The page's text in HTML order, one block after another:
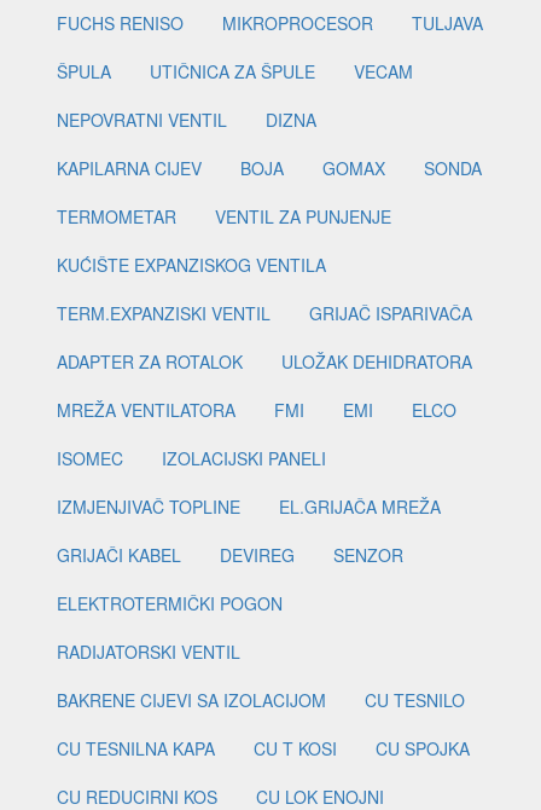
FUCHS RENISO
MIKROPROCESOR
TULJAVA
ŠPULA
UTIČNICA ZA ŠPULE
VECAM
NEPOVRATNI VENTIL
DIZNA
KAPILARNA CIJEV
BOJA GOMAX
SONDA
TERMOMETAR
VENTIL ZA PUNJENJE
KUĆIŠTE EXPANZISKOG VENTILA
TERM.EXPANZISKI VENTIL
GRIJAČ ISPARIVAČA
ADAPTER ZA ROTALOK
ULOŽAK DEHIDRATORA
MREŽA VENTILATORA
FMI EMI
ELCO
ISOMEC
IZOLACIJSKI PANELI
IZMJENJIVAČ TOPLINE
EL.GRIJAČA MREŽA
GRIJAČI KABEL
DEVIREG
SENZOR
ELEKTROTERMIČKI POGON
RADIJATORSKI VENTIL
BAKRENE CIJEVI SA IZOLACIJOM
CU TESNILO
CU TESNILNA KAPA
CU T KOSI
CU SPOJKA
CU REDUCIRNI KOS
CU LOK ENOJNI